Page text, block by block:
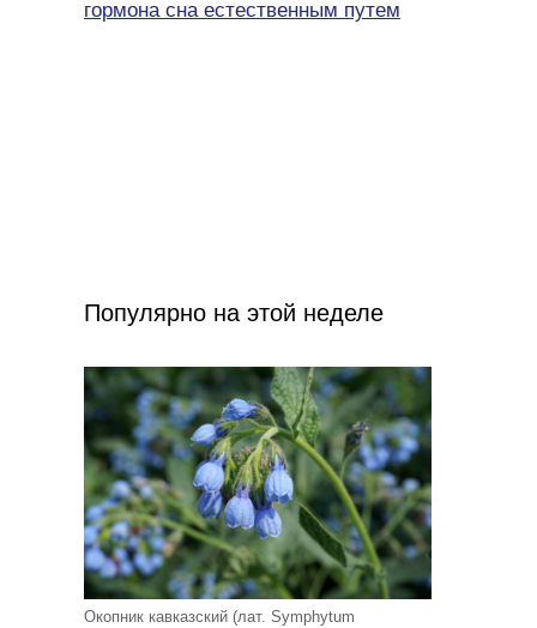
гормона сна естественным путем
Популярно на этой неделе
Окопник кавказский (лат. Symphytum